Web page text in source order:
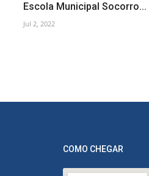
Escola Municipal Socorro...
Jul 2, 2022
COMO CHEGAR